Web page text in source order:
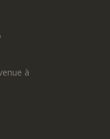
à